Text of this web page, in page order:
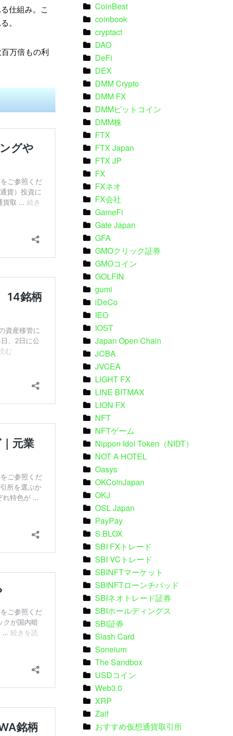
仕組み。こ
。
万倍もの利
CoinBest
coinbook
cryptact
DAO
DeFi
DEX
DMM Crypto
DMM FX
DMMビットコイン
DMM株
FTX
FTX Japan
FTX JP
FX
FXネオ
FX会社
GameFi
Gate Japan
GFA
GMOクリック証券
GMOコイン
GOLFIN
gumi
iDeCo
IEO
IOST
Japan Open Chain
JCBA
JVCEA
LIGHT FX
LINE BITMAX
LION FX
NFT
NFTゲーム
Nippon Idol Token（NIDT）
NOT A HOTEL
Oasys
OKCoinJapan
OKJ
OSL Japan
PayPay
S.BLOX
SBI FXトレード
SBI VCトレード
SBINFTマーケット
SBINFTローンチパッド
SBIネオトレード証券
SBIホールディングス
SBI証券
Slash Card
Soneium
The Sandbox
USDコイン
Web3.0
XRP
Zaif
おすすめ仮想通貨取引所